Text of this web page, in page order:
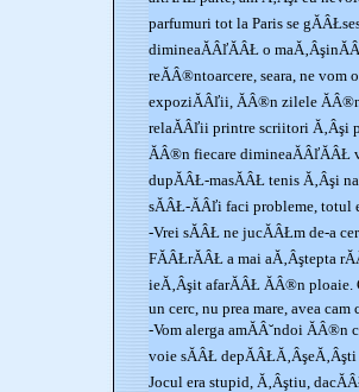
parfumuri tot la Paris se
dimineaĂÂľĂÂŁ o
reĂÂ®ntoarcere, seara, ne
expoziĂÂľii, ĂÂ®n zilele
relaĂÂľii printre scriitori Ă‚Âşi
ĂÂ®n fiecare
dupĂÂŁ-masĂÂŁ tenis Ă‚Âşi
sĂÂŁ-ĂÂľi faci probleme, totul
-Vrei sĂÂŁ ne jucĂÂŁm de-a
FĂÂŁrĂÂŁ a mai aĂ‚Âştepta
ieĂ‚Âşit afarĂÂŁ ĂÂ®n
un cerc, nu prea mare, avea
-Vom alerga amĂÂ˘ndoi
voie sĂÂŁ
Jocul era stupid, Ă‚Âştiu,